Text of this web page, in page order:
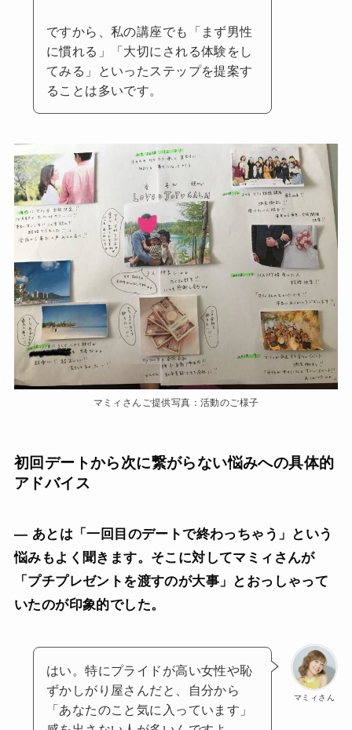
ですから、私の講座でも「まず男性
に慣れる」「大切にされる体験をし
てみる」といったステップを提案す
ることは多いです。
マミィさんご提供写真：活動のご様子
初回デートから次に繋がらない悩みへの具体的
アドバイス
— あとは「一回目のデートで終わっちゃう」という
悩みもよく聞きます。そこに対してマミィさんが
「プチプレゼントを渡すのが大事」とおっしゃって
いたのが印象的でした。
マミィさん
はい。特にプライドが高い女性や恥
ずかしがり屋さんだと、自分から
「あなたのこと気に入っています」